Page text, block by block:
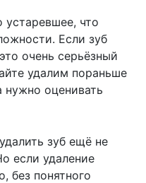
что
Если зуб
очень серьёзный
удалим пораньше
нужно оценивать
зуб ещё не
если удаление
без понятного